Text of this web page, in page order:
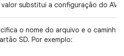
valor substitui a configuração do AVD.
o nome do arquivo e o
SD. Por exemplo: